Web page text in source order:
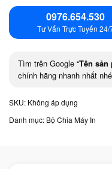
0976.654.530
Tư Vấn Trực Tuyến 24/
Tìm trên Google “Tên sản
chính hãng nhanh nhất
SKU: Không áp dụng
Danh mục: Bộ Chia Máy In